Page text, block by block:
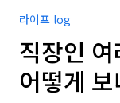
라이프 log
직장인
어떻게